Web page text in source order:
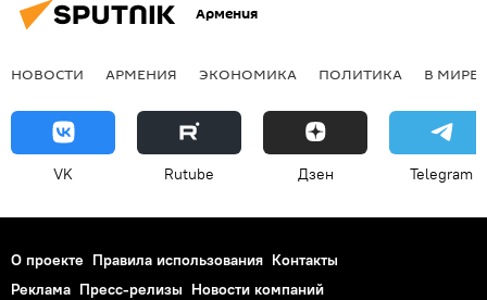
Армения
НОВОСТИ АРМЕНИЯ ЭКОНОМИКА ПОЛИТИКА В МИРЕ
VK Rutube Дзен Telegram
О проекте Правила использования Контакты
Реклама Пресс-релизы Новости компаний